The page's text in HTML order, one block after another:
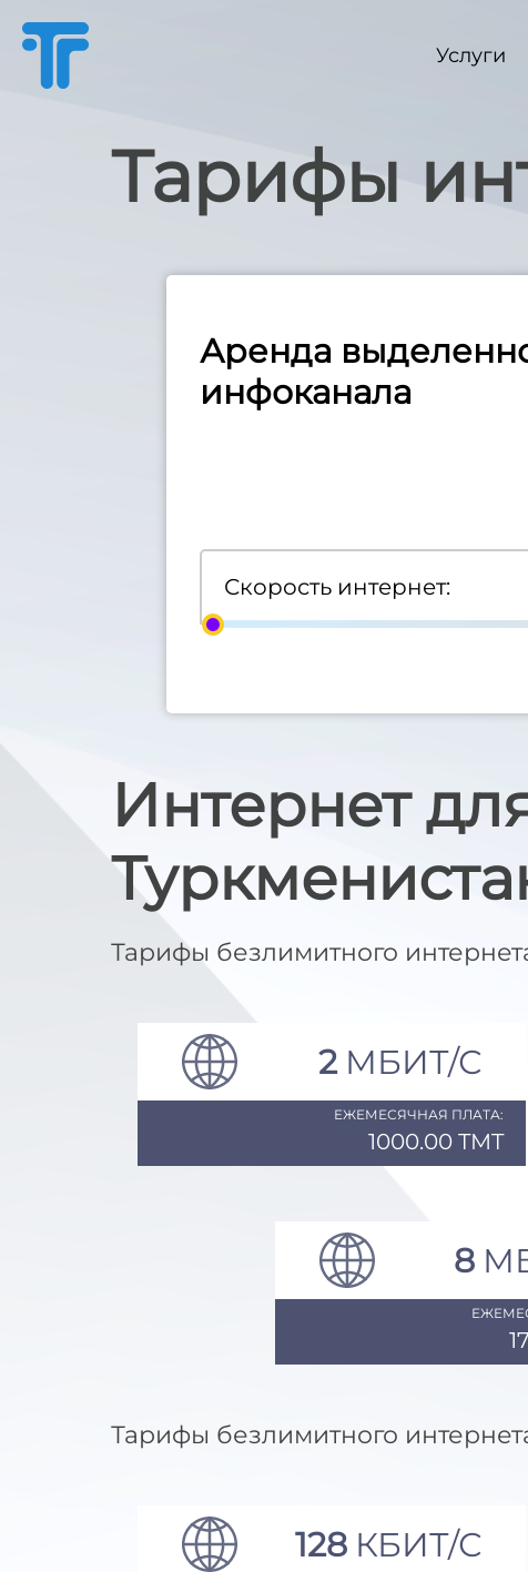
Услуги
Тарифы
Аренда
инфоканала
Скорость интернет:
Интернет
Тарифы безлимитного
2 МБИТ/С
ЕЖЕМЕСЯЧНАЯ ПЛАТА:
1000.00 TMT
8
Тарифы безлимитного
128 КБИТ/С